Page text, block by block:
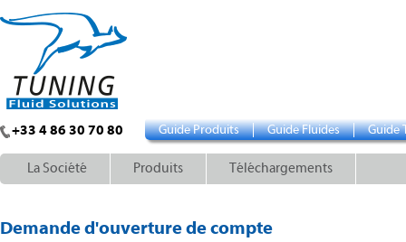
+33 4 86 30 70 80 Guide Produits Guide Fluides Guide
La Société Produits Téléchargements
Demande d'ouverture de compte